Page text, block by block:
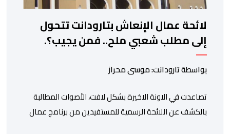
لائحة عمال الإنعاش بتارودانت تتحول
إلى مطلب شعبي ملح.. فمن يجيب؟.
بواسطة تارودانت: موسى محراز
تصاعدت في الاونة الاخيرة بشكل لافت، الأصوات المطالبة
بالكشف عن اللائحة الرسمية للمستفيدين من برنامج عمال